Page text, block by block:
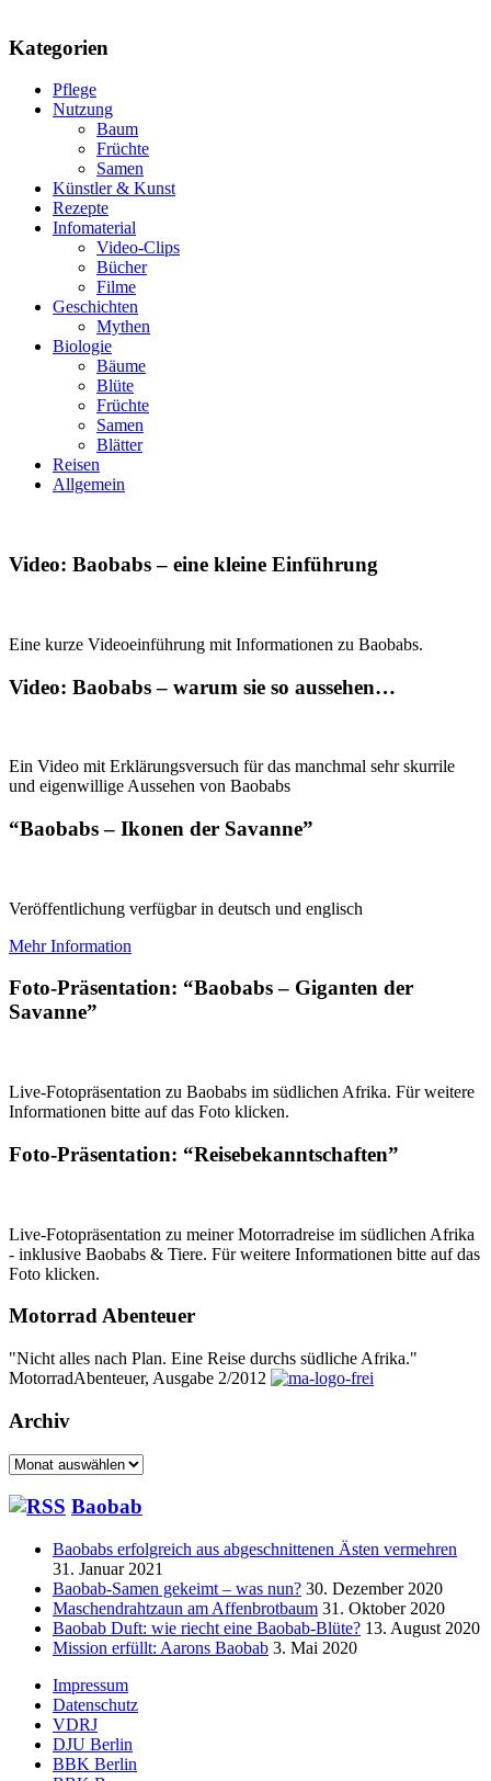
Kategorien
Pflege
Nutzung
Baum
Früchte
Samen
Künstler & Kunst
Rezepte
Infomaterial
Video-Clips
Bücher
Filme
Geschichten
Mythen
Biologie
Bäume
Blüte
Früchte
Samen
Blätter
Reisen
Allgemein
Video: Baobabs – eine kleine Einführung
Eine kurze Videoeinführung mit Informationen zu Baobabs.
Video: Baobabs – warum sie so aussehen…
Ein Video mit Erklärungsversuch für das manchmal sehr skurrile
und eigenwillige Aussehen von Baobabs
“Baobabs – Ikonen der Savanne”
Veröffentlichung verfügbar in deutsch und englisch
Mehr Information
Foto-Präsentation: “Baobabs – Giganten der
Savanne”
Live-Fotopräsentation zu Baobabs im südlichen Afrika. Für weitere
Informationen bitte auf das Foto klicken.
Foto-Präsentation: “Reisebekanntschaften”
Live-Fotopräsentation zu meiner Motorradreise im südlichen Afrika
- inklusive Baobabs & Tiere. Für weitere Informationen bitte auf das
Foto klicken.
Motorrad Abenteuer
"Nicht alles nach Plan. Eine Reise durchs südliche Afrika."
MotorradAbenteuer, Ausgabe 2/2012
Archiv
Archiv
Baobab
Baobabs erfolgreich aus abgeschnittenen Ästen vermehren
31. Januar 2021
Baobab-Samen gekeimt – was nun? 30. Dezember 2020
Maschendrahtzaun am Affenbrotbaum 31. Oktober 2020
Baobab Duft: wie riecht eine Baobab-Blüte? 13. August 2020
Mission erfüllt: Aarons Baobab 3. Mai 2020
Seitenfuß-
Menü
Impressum
Datenschutz
VDRJ
DJU Berlin
BBK Berlin